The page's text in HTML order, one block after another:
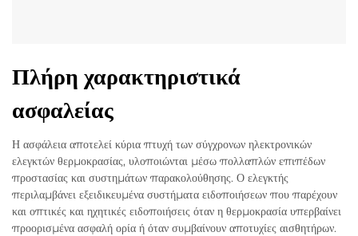
Πλήρη χαρακτηριστικά
ασφαλείας
Η ασφάλεια αποτελεί κύρια πτυχή των σύγχρονων ηλεκτρονικών
ελεγκτών θερμοκρασίας, υλοποιώνται μέσω πολλαπλών επιπέδων
προστασίας και συστημάτων παρακολούθησης. Ο ελεγκτής
περιλαμβάνει εξειδικευμένα συστήματα ειδοποιήσεων που παρέχουν
και οπτικές και ηχητικές ειδοποιήσεις όταν η θερμοκρασία υπερβαίνει
προορισμένα ασφαλή ορία ή όταν συμβαίνουν αποτυχίες αισθητήρων.